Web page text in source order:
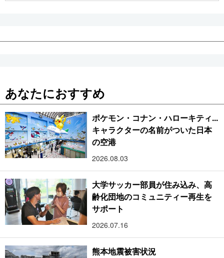
あなたにおすすめ
ポケモン・コナン・ハローキティ...
キャラクターの名前がついた日本
の空港
2026.08.03
大学サッカー部員が住み込み、高
齢化団地のコミュニティー再生を
サポート
2026.07.16
熊本地震被害状況